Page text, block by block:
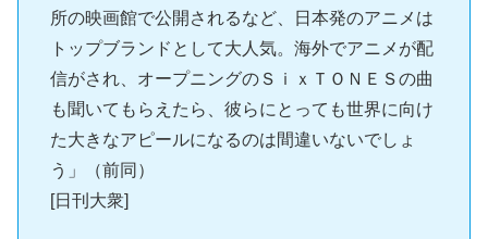
所の映画館で公開されるなど、日本発のアニメは
トップブランドとして大人気。海外でアニメが配
信がされ、オープニングのＳｉｘＴＯＮＥＳの曲
も聞いてもらえたら、彼らにとっても世界に向け
た大きなアピールになるのは間違いないでしょ
う」（前同）
[日刊大衆]